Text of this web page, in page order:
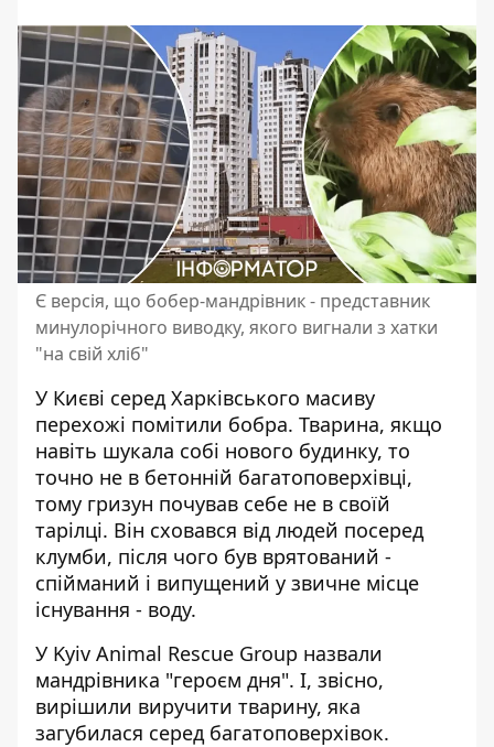
Є версія, що бобер-мандрівник - представник
минулорічного виводку, якого вигнали з хатки
"на свій хліб"
У Києві серед Харківського масиву
перехожі помітили бобра. Тварина, якщо
навіть шукала собі нового будинку, то
точно не в бетонній багатоповерхівці,
тому гризун почував себе не в своїй
тарілці. Він сховався від людей посеред
клумби, після чого був врятований -
спійманий і випущений у звичне місце
існування - воду.
У Kyiv Animal Rescue Group назвали
мандрівника "героєм дня". І, звісно,
вирішили виручити тварину, яка
загубилася серед багатоповерхівок.